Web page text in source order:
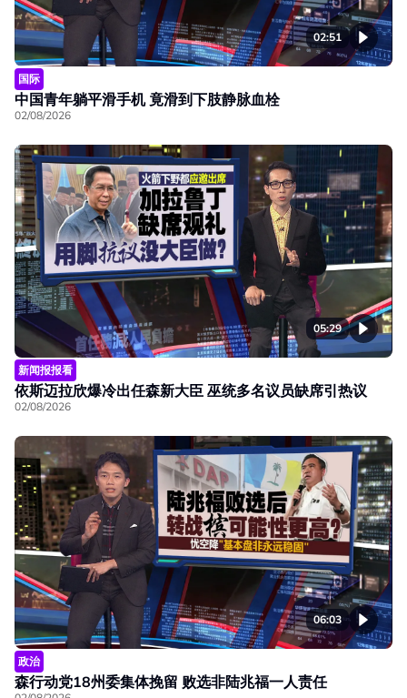
02:51
国际
中国青年躺平滑手机 竟滑到下肢静脉血栓
02/08/2026
05:29
新闻报报看
依斯迈拉欣爆冷出任森新大臣 巫统多名议员缺席引热议
02/08/2026
06:03
政治
森行动党18州委集体挽留 败选非陆兆福一人责任